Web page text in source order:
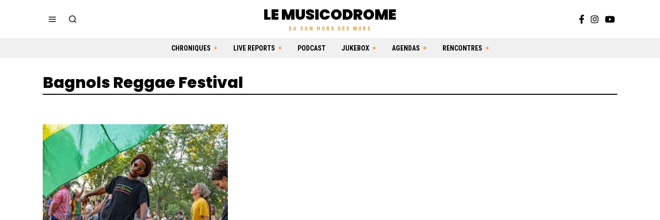
LE MUSICODROME
DU SON HORS DES MURS
CHRONIQUES LIVE REPORTS PODCAST JUKEBOX AGENDAS RENCONTRES
Bagnols Reggae Festival